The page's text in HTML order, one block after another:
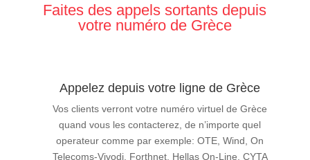
Faites des appels sortants depuis
votre numéro de Grèce
Appelez depuis votre ligne de Grèce
Vos clients verront votre numéro virtuel de Grèce
quand vous les contacterez, de n’importe quel
operateur comme par exemple: OTE, Wind, On
Telecoms-Vivodi, Forthnet, Hellas On-Line, CYTA